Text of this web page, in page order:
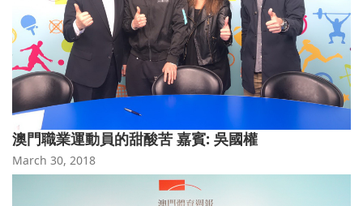
澳門職業運動員的甜酸苦 嘉賓: 吳國權
March 30, 2018